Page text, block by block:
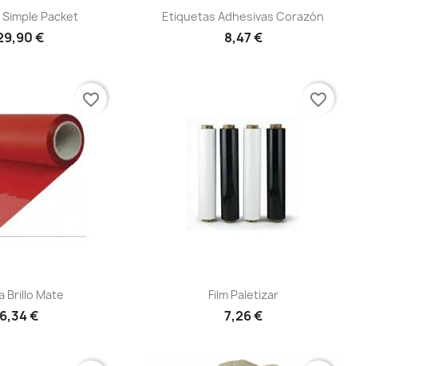
rápida
Packet
€
 Vista rápida
Etiquetas Adhesivas Corazón
8,47 €
rápida
Brillo Mate
€
favorite_border
Vista rápida
Film Paletizar
7,26 €
favorite_border